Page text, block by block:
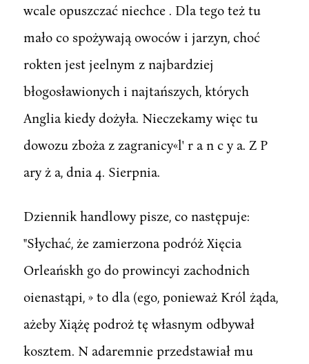
wcale opuszczać niechce . Dla tego też tu
mało co spożywają owoców i jarzyn, choć
rokten jest jeelnym z najbardziej
błogosławionych i najtańszych, których
Anglia kiedy dożyła. Nieczekamy więc tu
dowozu zboża z zagranicy«l' r a n c y a. Z P
ary ż a, dnia 4. Sierpnia.
Dziennik handlowy pisze, co następuje:
"Słychać, że zamierzona podróż Xięcia
Orleańskh go do prowincyi zachodnich
oienastąpi, » to dla (ego, ponieważ Król żąda,
ażeby Xiążę podroż tę własnym odbywał
kosztem. N adaremnie przedstawiał mu